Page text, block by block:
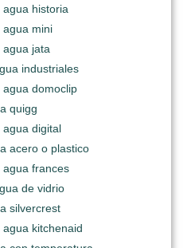
historia
agua mini
jata
industriales
domoclip
quigg
digital
acero o plastico
frances
de vidrio
silvercrest
kitchenaid